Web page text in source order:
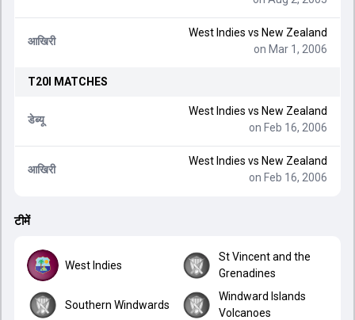
आखिरी
West Indies vs New Zealand
on Mar 1, 2006
T20I MATCHES
डेब्यू
West Indies vs New Zealand
on Feb 16, 2006
आखिरी
West Indies vs New Zealand
on Feb 16, 2006
टीमें
West Indies
St Vincent and the
Grenadines
Southern Windwards
Windward Islands
Volcanoes